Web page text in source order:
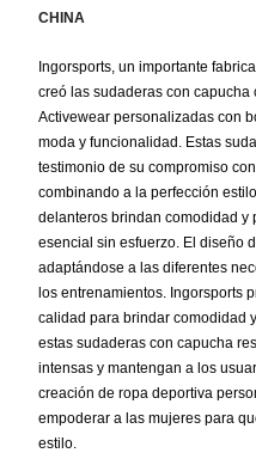
CHINA
Ingorsports, un importante
creó las sudaderas con
Activewear personalizadas con
moda y funcionalidad. Estas
testimonio de su compromiso
combinando a la perfección
delanteros brindan comodidad y
esencial sin esfuerzo. El diseño
adaptándose a las diferentes
los entrenamientos. Ingorsports
calidad para brindar comodidad
estas sudaderas con capucha
intensas y mantengan a los
creación de ropa deportiva
empoderar a las mujeres para
estilo.